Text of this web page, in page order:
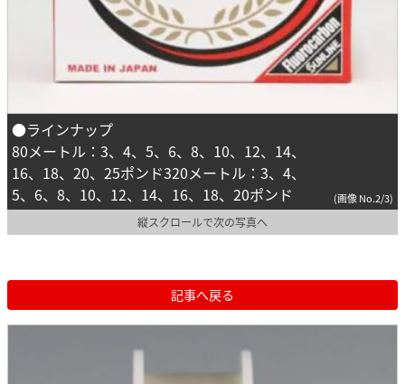
●ラインナップ
80メートル：3、4、5、6、8、10、12、14、
16、18、20、25ポンド320メートル：3、4、
5、6、8、10、12、14、16、18、20ポンド
(画像 No.2/3)
縦スクロールで次の写真へ
記事へ戻る